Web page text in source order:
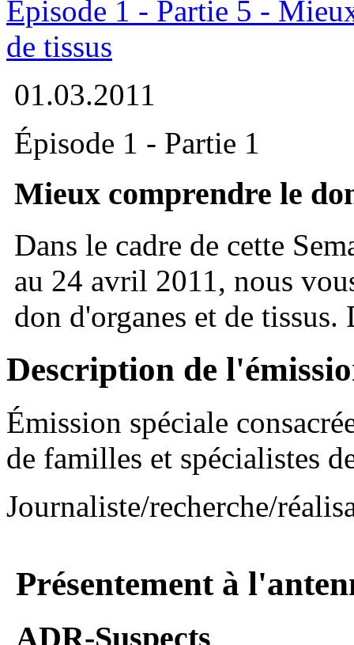
Épisode 1 - Partie 5 -
de tissus
01.03.2011
Épisode 1 - Partie 1
Mieux comprendre le
Dans le cadre de cette
au 24 avril 2011, nous
don d'organes et de
Description de
Émission spéciale
de familles et spécialistes
Journaliste/recherche/
Présentement à
ADR-Suspects